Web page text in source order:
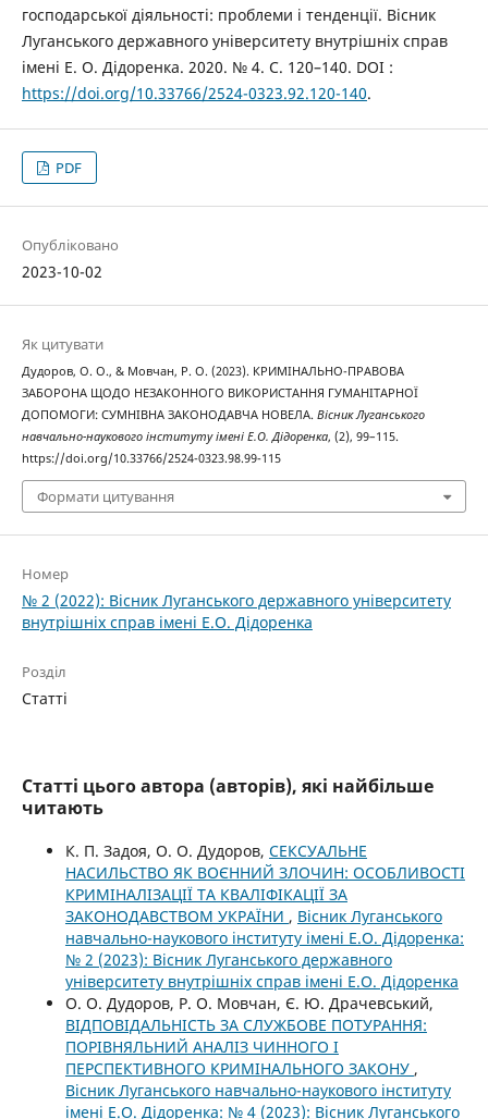
господарської діяльності: проблеми і тенденції. Вісник
Луганського державного університету внутрішніх справ
імені Е. О. Дідоренка. 2020. № 4. С. 120–140. DOI :
https://doi.org/10.33766/2524-0323.92.120-140.
PDF
Опубліковано
2023-10-02
Як цитувати
Дудоров, О. О., & Мовчан, Р. О. (2023). КРИМІНАЛЬНО-ПРАВОВА
ЗАБОРОНА ЩОДО НЕЗАКОННОГО ВИКОРИСТАННЯ ГУМАНІТАРНОЇ
ДОПОМОГИ: СУМНІВНА ЗАКОНОДАВЧА НОВЕЛА. Вісник Луганського
навчально-наукового інституту імені Е.О. Дідоренка, (2), 99–115.
https://doi.org/10.33766/2524-0323.98.99-115
Формати цитування
Номер
№ 2 (2022): Вісник Луганського державного університету
внутрішніх справ імені Е.О. Дідоренка
Розділ
Статті
Статті цього автора (авторів), які найбільше
читають
К. П. Задоя, О. О. Дудоров, СЕКСУАЛЬНЕ
НАСИЛЬСТВО ЯК ВОЄННИЙ ЗЛОЧИН: ОСОБЛИВОСТІ
КРИМІНАЛІЗАЦІЇ ТА КВАЛІФІКАЦІЇ ЗА
ЗАКОНОДАВСТВОМ УКРАЇНИ , Вісник Луганського
навчально-наукового інституту імені Е.О. Дідоренка:
№ 2 (2023): Вісник Луганського державного
університету внутрішніх справ імені Е.О. Дідоренка
О. О. Дудоров, Р. О. Мовчан, Є. Ю. Драчевський,
ВІДПОВІДАЛЬНІСТЬ ЗА СЛУЖБОВЕ ПОТУРАННЯ:
ПОРІВНЯЛЬНИЙ АНАЛІЗ ЧИННОГО І
ПЕРСПЕКТИВНОГО КРИМІНАЛЬНОГО ЗАКОНУ ,
Вісник Луганського навчально-наукового інституту
імені Е.О. Дідоренка: № 4 (2023): Вісник Луганського